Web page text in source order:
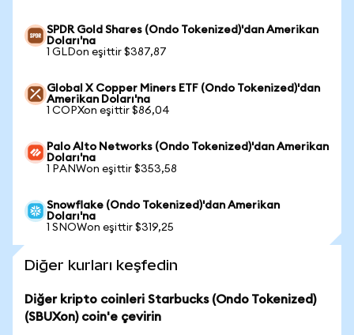
SPDR Gold Shares (Ondo Tokenized)'dan Amerikan
Doları'na
1 GLDon eşittir $387,87
Global X Copper Miners ETF (Ondo Tokenized)'dan
Amerikan Doları'na
1 COPXon eşittir $86,04
Palo Alto Networks (Ondo Tokenized)'dan Amerikan
Doları'na
1 PANWon eşittir $353,58
Snowflake (Ondo Tokenized)'dan Amerikan
Doları'na
1 SNOWon eşittir $319,25
Diğer kurları keşfedin
Diğer kripto coinleri Starbucks (Ondo Tokenized)
(SBUXon) coin'e çevirin